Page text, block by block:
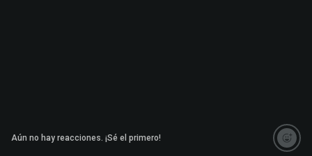
Aún no hay reacciones. ¡Sé el primero!